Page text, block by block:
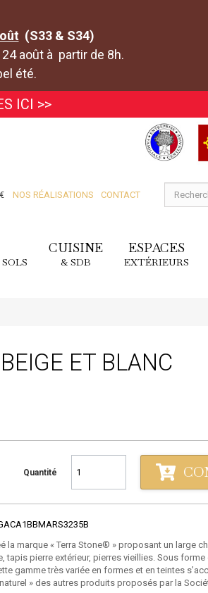
(S33 & S34)
août à partir de 8h.
été.
ICI >>
NOS RÉALISATIONS CONTACT
CUISINE
& SDB
ESPACES
EXTÉRIEURS
ET BLANC
Quantité
la marque « Terra Stone® » proposant un large
tapis pierre extérieur, pierres vieillies. Sous
gamme très variée en formes et en teintes
» des autres produits proposés par la